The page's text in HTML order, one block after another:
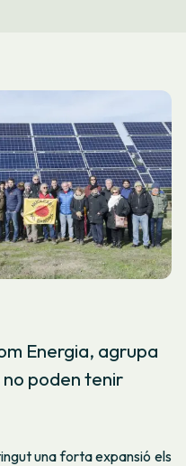
Energia, agrupa
no poden tenir
una forta expansió els